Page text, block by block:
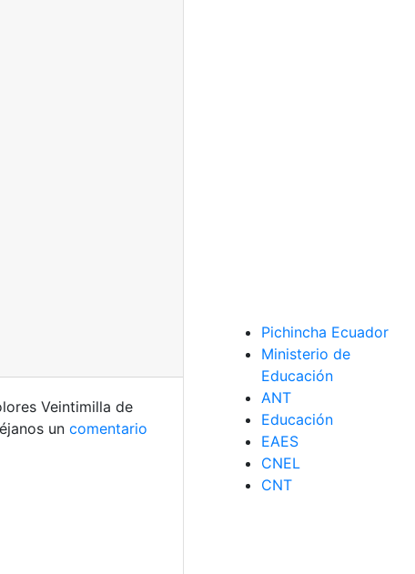
Veintimilla de
un comentario
Pichincha Ecuador
Ministerio de
Educación
ANT
Educación
EAES
CNEL
CNT